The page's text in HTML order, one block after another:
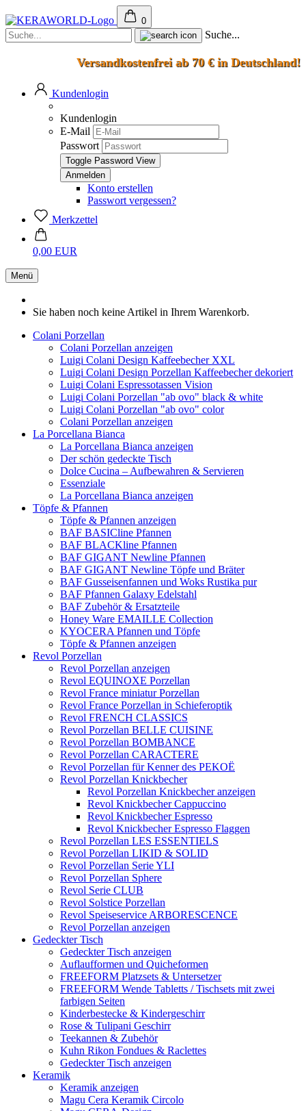
0
Suche...
Versandkostenfrei ab 70 € in Deutschland!
Kundenlogin
Kundenlogin
E-Mail
Passwort
Toggle Password View
Konto erstellen
Passwort vergessen?
Merkzettel
0,00 EUR
Menü
Sie haben noch keine Artikel in Ihrem Warenkorb.
Colani Porzellan
Colani Porzellan anzeigen
Luigi Colani Design Kaffeebecher XXL
Luigi Colani Design Porzellan Kaffeebecher dekoriert
Luigi Colani Espressotassen Vision
Luigi Colani Porzellan "ab ovo" black & white
Luigi Colani Porzellan "ab ovo" color
Colani Porzellan anzeigen
La Porcellana Bianca
La Porcellana Bianca anzeigen
Der schön gedeckte Tisch
Dolce Cucina – Aufbewahren & Servieren
Essenziale
La Porcellana Bianca anzeigen
Töpfe & Pfannen
Töpfe & Pfannen anzeigen
BAF BASICline Pfannen
BAF BLACKline Pfannen
BAF GIGANT Newline Pfannen
BAF GIGANT Newline Töpfe und Bräter
BAF Gusseisenfannen und Woks Rustika pur
BAF Pfannen Galaxy Edelstahl
BAF Zubehör & Ersatzteile
Honey Ware EMAILLE Collection
KYOCERA Pfannen und Töpfe
Töpfe & Pfannen anzeigen
Revol Porzellan
Revol Porzellan anzeigen
Revol EQUINOXE Porzellan
Revol France miniatur Porzellan
Revol France Porzellan in Schieferoptik
Revol FRENCH CLASSICS
Revol Porzellan BELLE CUISINE
Revol Porzellan BOMBANCE
Revol Porzellan CARACTERE
Revol Porzellan für Kenner des PEKOË
Revol Porzellan Knickbecher
Revol Porzellan Knickbecher anzeigen
Revol Knickbecher Cappuccino
Revol Knickbecher Espresso
Revol Knickbecher Espresso Flaggen
Revol Porzellan LES ESSENTIELS
Revol Porzellan LIKID & SOLID
Revol Porzellan Serie YLI
Revol Porzellan Sphere
Revol Serie CLUB
Revol Solstice Porzellan
Revol Speiseservice ARBORESCENCE
Revol Porzellan anzeigen
Gedeckter Tisch
Gedeckter Tisch anzeigen
Auflaufformen und Quicheformen
FREEFORM Platzsets & Untersetzer
FREEFORM Wende Tabletts / Tischsets mit zwei
farbigen Seiten
Kinderbestecke & Kindergeschirr
Rose & Tulipani Geschirr
Teekannen & Zubehör
Kuhn Rikon Fondues & Raclettes
Gedeckter Tisch anzeigen
Keramik
Keramik anzeigen
Magu Cera Keramik Circolo